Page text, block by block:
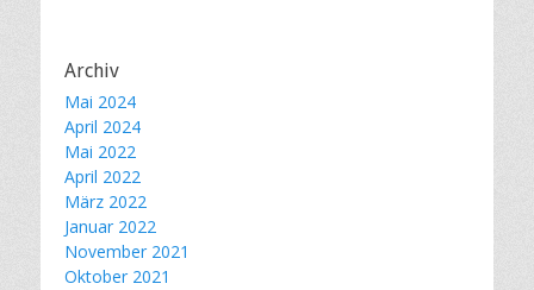
Archiv
Mai 2024
April 2024
Mai 2022
April 2022
März 2022
Januar 2022
November 2021
Oktober 2021